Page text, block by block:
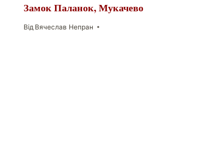
Замок Паланок, Мукачево
Від Вячеслав Непран